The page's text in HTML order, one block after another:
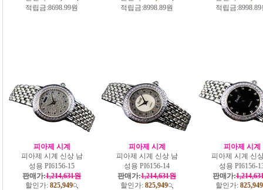
적립금:8698.99원
적립금:8998.89원
적립금:
피아제 시계
피아제 시계 신상 남
성용 PI6156-15
판매가:1,214,631원
할인가: 825,949
피아제 시계
피아제 시계 신상 남
성용 PI6156-14
판매가:1,214,631원
할인가: 825,949
피아제 시계
피아제 시계 신
성용 PI6156-
판매가:
할인가: 825,949